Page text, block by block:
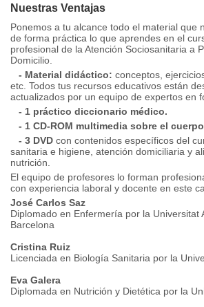
Nuestras Ventajas
Ponemos a tu alcance todo el material que
de forma práctica lo que aprendes en el
profesional de la Atención Sociosanitaria a
Domicilio.
- Material didáctico: conceptos,
etc. Todos tus recursos educativos están
actualizados por un equipo de expertos en
- 1 práctico diccionario médico.
- 1 CD-ROM multimedia sobre el
- 3 DVD con contenidos específicos del
sanitaria e higiene, atención domiciliaria y
nutrición.
El equipo de profesores lo forman
con experiencia laboral y docente en este
José Carlos Saz
Diplomado en Enfermería por la Universitat
Barcelona
Cristina Ruiz
Licenciada en Biología Sanitaria por la
Eva Galera
Diplomada en Nutrición y Dietética por la